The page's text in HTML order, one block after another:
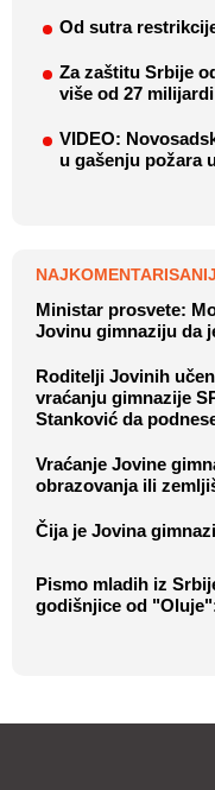
Od sutra
Za zaštitu Srbije
više od 27
VIDEO:
u gašenju požara
Ministar prosvete:
Jovinu gimnaziju da
Roditelji Jovinih
vraćanju gimnazije
Stanković da
Vraćanje Jovine
obrazovanja ili
Čija je Jovina
Pismo mladih iz
godišnjice od